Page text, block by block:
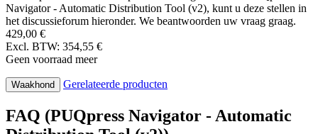
FAQ - Vragen over
Navigator - Automatic
Distribution Tool (v2)